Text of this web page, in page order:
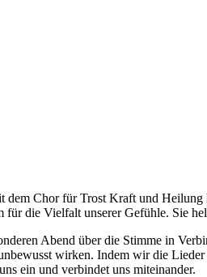
dem Chor für Trost Kraft und
die Vielfalt unserer Gefühle. Sie
Abend über die Stimme in
wirken. Indem wir die
ein und verbindet uns miteinander.